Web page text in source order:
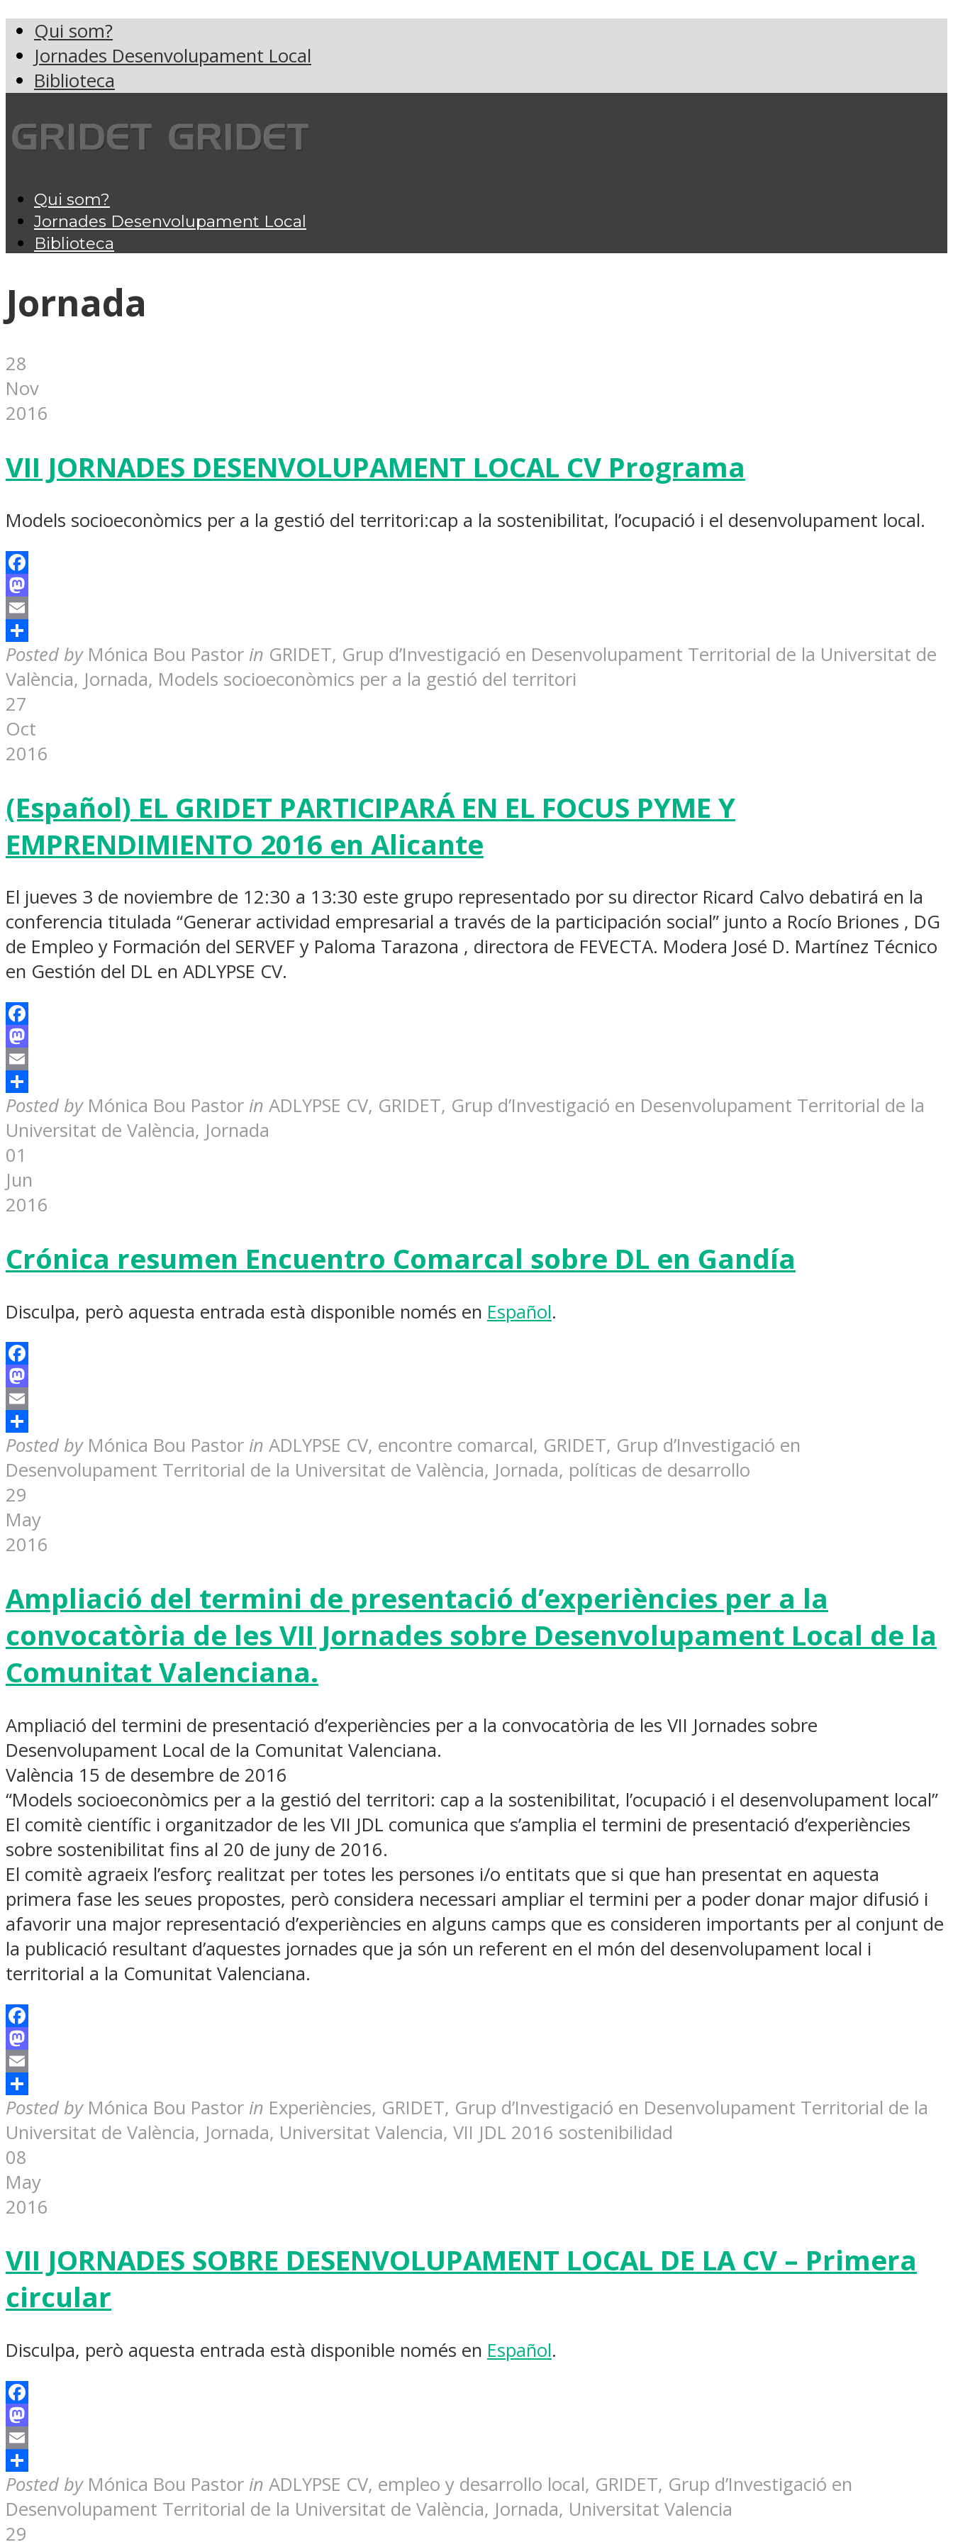
Qui som?
Jornades Desenvolupament Local
Biblioteca
Qui som?
Jornades Desenvolupament Local
Biblioteca
Jornada
28
Nov
2016
VII JORNADES DESENVOLUPAMENT LOCAL CV Programa
Models socioeconòmics per a la gestió del territori:cap a la sostenibilitat, l’ocupació i el desenvolupament local.
Facebook
Mastodon
Email
Share
Posted by Mónica Bou Pastor in GRIDET, Grup d’Investigació en Desenvolupament Territorial de la Universitat de
València, Jornada, Models socioeconòmics per a la gestió del territori
27
Oct
2016
(Español) EL GRIDET PARTICIPARÁ EN EL FOCUS PYME Y
EMPRENDIMIENTO 2016 en Alicante
El jueves 3 de noviembre de 12:30 a 13:30 este grupo representado por su director Ricard Calvo debatirá en la
conferencia titulada “Generar actividad empresarial a través de la participación social” junto a Rocío Briones , DG
de Empleo y Formación del SERVEF y Paloma Tarazona , directora de FEVECTA. Modera José D. Martínez Técnico
en Gestión del DL en ADLYPSE CV.
Facebook
Mastodon
Email
Share
Posted by Mónica Bou Pastor in ADLYPSE CV, GRIDET, Grup d’Investigació en Desenvolupament Territorial de la
Universitat de València, Jornada
01
Jun
2016
Crónica resumen Encuentro Comarcal sobre DL en Gandía
Disculpa, però aquesta entrada està disponible només en Español.
Facebook
Mastodon
Email
Share
Posted by Mónica Bou Pastor in ADLYPSE CV, encontre comarcal, GRIDET, Grup d’Investigació en
Desenvolupament Territorial de la Universitat de València, Jornada, políticas de desarrollo
29
May
2016
Ampliació del termini de presentació d’experiències per a la
convocatòria de les VII Jornades sobre Desenvolupament Local de la
Comunitat Valenciana.
Ampliació del termini de presentació d’experiències per a la convocatòria de les VII Jornades sobre
Desenvolupament Local de la Comunitat Valenciana.
València 15 de desembre de 2016
“Models socioeconòmics per a la gestió del territori: cap a la sostenibilitat, l’ocupació i el desenvolupament local”
El comitè científic i organitzador de les VII JDL comunica que s’amplia el termini de presentació d’experiències
sobre sostenibilitat fins al 20 de juny de 2016.
El comitè agraeix l’esforç realitzat per totes les persones i/o entitats que si que han presentat en aquesta
primera fase les seues propostes, però considera necessari ampliar el termini per a poder donar major difusió i
afavorir una major representació d’experiències en alguns camps que es consideren importants per al conjunt de
la publicació resultant d’aquestes jornades que ja són un referent en el món del desenvolupament local i
territorial a la Comunitat Valenciana.
Facebook
Mastodon
Email
Share
Posted by Mónica Bou Pastor in Experiències, GRIDET, Grup d’Investigació en Desenvolupament Territorial de la
Universitat de València, Jornada, Universitat Valencia, VII JDL 2016 sostenibilidad
08
May
2016
VII JORNADES SOBRE DESENVOLUPAMENT LOCAL DE LA CV – Primera
circular
Disculpa, però aquesta entrada està disponible només en Español.
Facebook
Mastodon
Email
Share
Posted by Mónica Bou Pastor in ADLYPSE CV, empleo y desarrollo local, GRIDET, Grup d’Investigació en
Desenvolupament Territorial de la Universitat de València, Jornada, Universitat Valencia
29